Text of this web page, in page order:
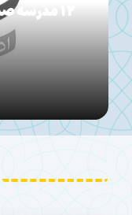
۱۲ مدرسه صدرا در استان البرز فعال است